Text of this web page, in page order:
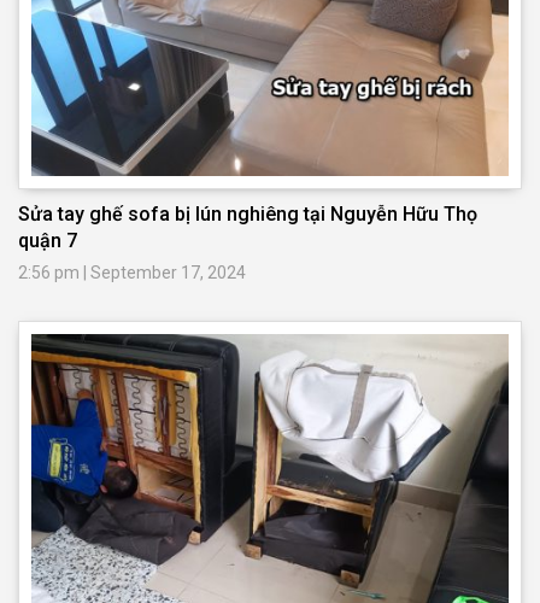
Sửa tay ghế sofa bị lún nghiêng tại Nguyễn Hữu Thọ
quận 7
2:56 pm | September 17, 2024